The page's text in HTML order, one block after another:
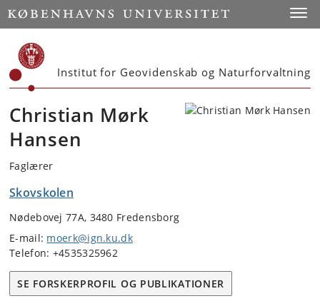
Start
Institut for Geovidenskab og Naturforvaltning
Christian Mørk
Hansen
Faglærer
Skovskolen
Nødebovej 77A, 3480 Fredensborg
E-mail: moerk@ign.ku.dk
Telefon: +4535325962
SE FORSKERPROFIL OG PUBLIKATIONER